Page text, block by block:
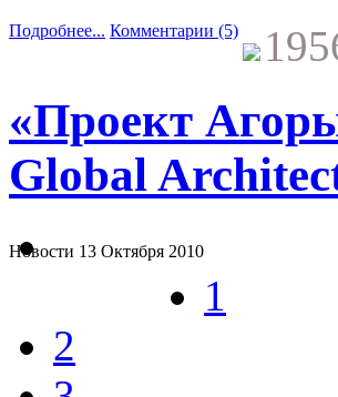
Подробнее... Комментарии (5)
«Проект
Global
Новости 13 Октября 2010
1
2